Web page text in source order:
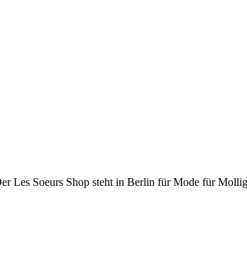
Les Soeurs Shop steht in Berlin für Mode für